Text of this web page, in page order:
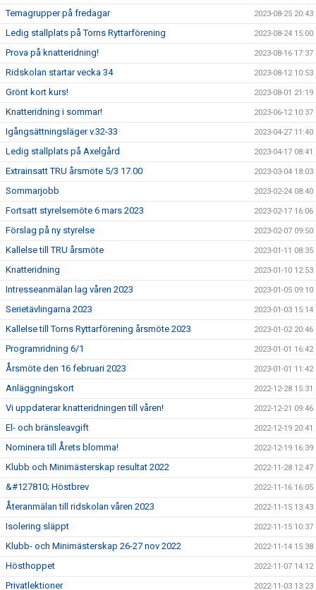
Temagrupper på fredagar 2023-08-25 20:43
Ledig stallplats på Torns Ryttarförening 2023-08-24 15:00
Prova på knatteridning! 2023-08-16 17:37
Ridskolan startar vecka 34 2023-08-12 10:53
Grönt kort kurs! 2023-08-01 21:19
Knatteridning i sommar! 2023-06-12 10:37
Igångsättningsläger v.32-33 2023-04-27 11:40
Ledig stallplats på Axelgård 2023-04-17 08:41
Extrainsatt TRU årsmöte 5/3 17.00 2023-03-04 18:03
Sommarjobb 2023-02-24 08:40
Fortsatt styrelsemöte 6 mars 2023 2023-02-17 16:06
Förslag på ny styrelse 2023-02-07 09:50
Kallelse till TRU årsmöte 2023-01-11 08:35
Knatteridning 2023-01-10 12:53
Intresseanmälan lag våren 2023 2023-01-05 09:10
Serietävlingarna 2023 2023-01-03 15:14
Kallelse till Torns Ryttarförening årsmöte 2023 2023-01-02 20:46
Programridning 6/1 2023-01-01 16:42
Årsmöte den 16 februari 2023 2023-01-01 11:42
Anläggningskort 2022-12-28 15:31
Vi uppdaterar knatteridningen till våren! 2022-12-21 09:46
El- och bränsleavgift 2022-12-19 20:41
Nominera till Årets blomma! 2022-12-19 16:39
Klubb och Minimästerskap resultat 2022 2022-11-28 12:47
&#127810; Höstbrev 2022-11-16 16:05
Återanmälan till ridskolan våren 2023 2022-11-15 13:43
Isolering släppt 2022-11-15 10:37
Klubb- och Minimästerskap 26-27 nov 2022 2022-11-14 15:38
Hösthoppet 2022-11-07 14:12
Privatlektioner 2022-11-03 13:23